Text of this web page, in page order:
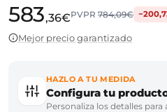
583,36€PVPR784,09€
Mejor precio garantizado
HAZLO A TU MEDIDA
Configura tu
Personaliza los detalles